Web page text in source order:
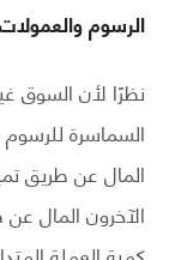
الرسوم والعمولات
نظرًا لأن السوق
السماسرة
المال عن طريق
الآخرون المال